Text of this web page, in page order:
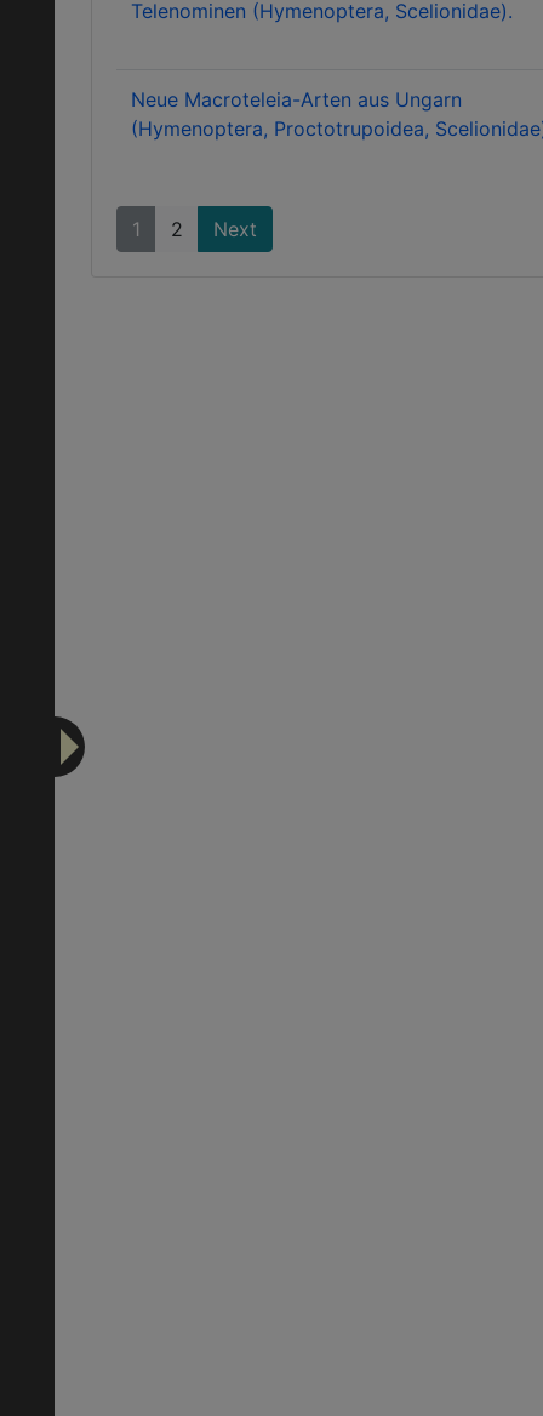
Telenominen (Hymenoptera, Scelionidae).
Neue Macroteleia-Arten aus Ungarn
(Hymenoptera, Proctotrupoidea,
1 2 Next